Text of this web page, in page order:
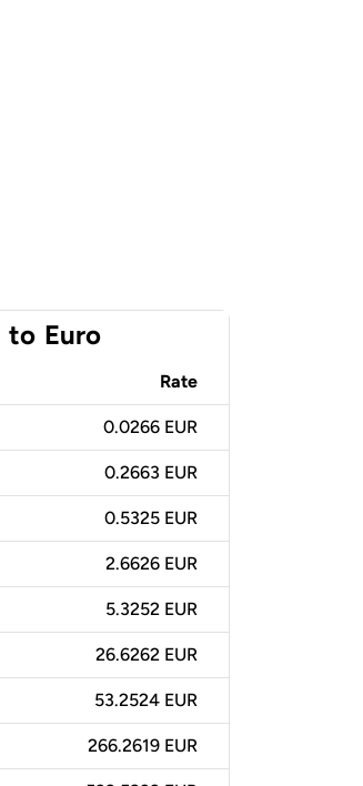
to Euro
Rate
0.0266 EUR
0.2663 EUR
0.5325 EUR
2.6626 EUR
5.3252 EUR
26.6262 EUR
53.2524 EUR
266.2619 EUR